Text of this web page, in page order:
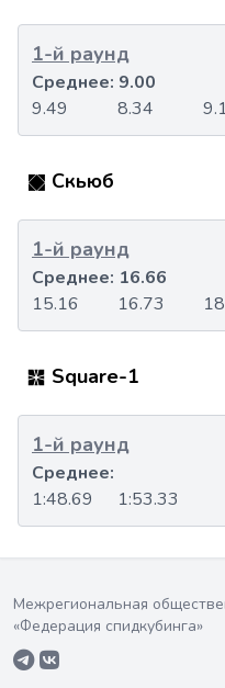
1-й раунд
9.49 8.34
Среднее: 9.00
Скьюб
1-й раунд
15.16 16.73
Среднее: 16.66
Square-1
1-й раунд
1:48.69 1:53.33
Среднее:
Межрегиональная
«Федерация спидкубинга»